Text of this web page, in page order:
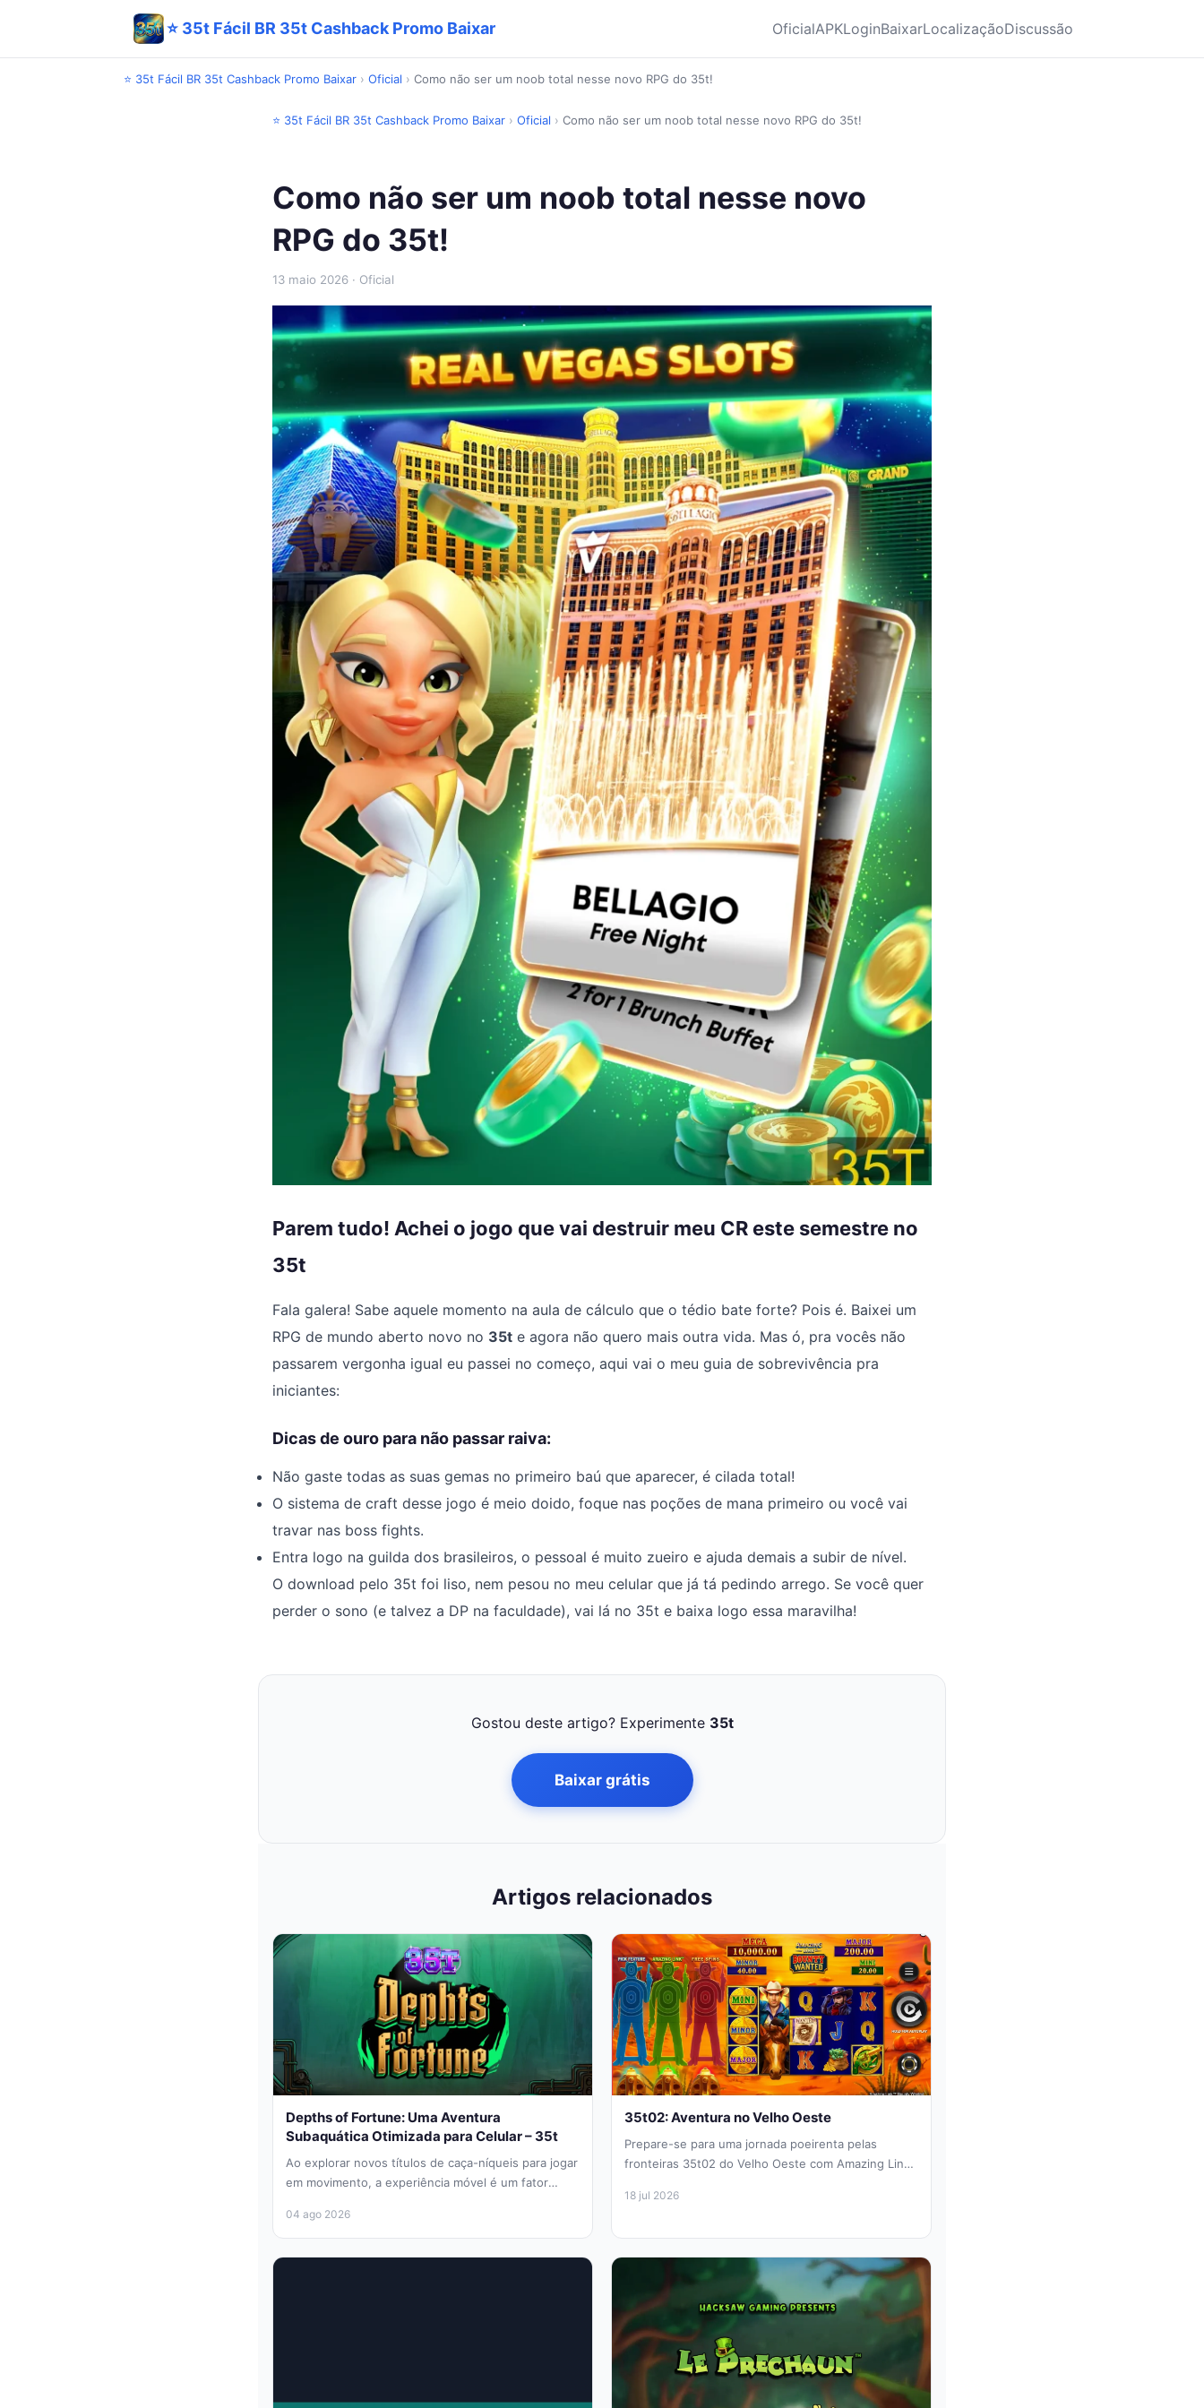
⭐ 35t Fácil BR 35t Cashback Promo Baixar OficialAPKLoginBaixarLocalizaçãoDiscussão
⭐ 35t Fácil BR 35t Cashback Promo Baixar › Oficial › Como não ser um noob total nesse novo RPG do 35t!
⭐ 35t Fácil BR 35t Cashback Promo Baixar › Oficial › Como não ser um noob total nesse novo RPG do 35t!
Como não ser um noob total nesse novo
RPG do 35t!
13 maio 2026 · Oficial
Parem tudo! Achei o jogo que vai destruir meu CR este semestre no
35t
Fala galera! Sabe aquele momento na aula de cálculo que o tédio bate forte? Pois é. Baixei um
RPG de mundo aberto novo no 35t e agora não quero mais outra vida. Mas ó, pra vocês não
passarem vergonha igual eu passei no começo, aqui vai o meu guia de sobrevivência pra
iniciantes:
Dicas de ouro para não passar raiva:
Não gaste todas as suas gemas no primeiro baú que aparecer, é cilada total!
O sistema de craft desse jogo é meio doido, foque nas poções de mana primeiro ou você vai
travar nas boss fights.
Entra logo na guilda dos brasileiros, o pessoal é muito zueiro e ajuda demais a subir de nível.
O download pelo 35t foi liso, nem pesou no meu celular que já tá pedindo arrego. Se você quer
perder o sono (e talvez a DP na faculdade), vai lá no 35t e baixa logo essa maravilha!
Gostou deste artigo? Experimente 35t
Baixar grátis
Artigos relacionados
Depths of Fortune: Uma Aventura
Subaquática Otimizada para Celular – 35t
Ao explorar novos títulos de caça-níqueis para jogar
em movimento, a experiência móvel é um fator
04 ago 2026
35t02: Aventura no Velho Oeste
Prepare-se para uma jornada poeirenta pelas
fronteiras 35t02 do Velho Oeste com Amazing Link
18 jul 2026